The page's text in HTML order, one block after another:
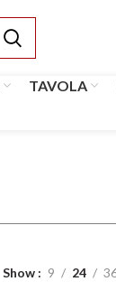
TAVOLA
Show 9 24